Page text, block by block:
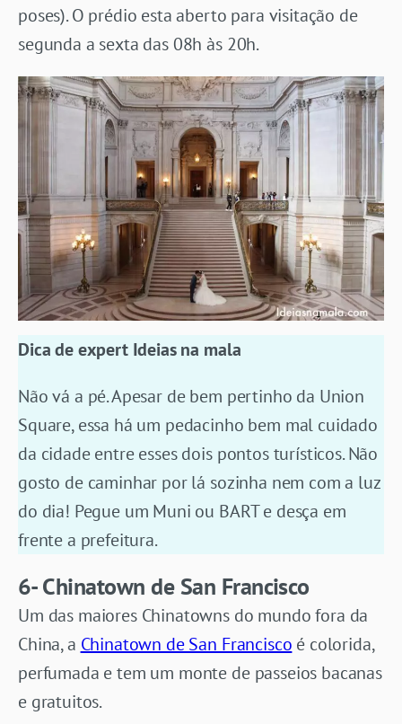
poses). O prédio esta aberto para visitação de
segunda a sexta das 08h às 20h.
Dica de expert Ideias na mala
Não vá a pé. Apesar de bem pertinho da Union
Square, essa há um pedacinho bem mal cuidado
da cidade entre esses dois pontos turísticos. Não
gosto de caminhar por lá sozinha nem com a luz
do dia! Pegue um Muni ou BART e desça em
frente a prefeitura.
6- Chinatown de San Francisco
Um das maiores Chinatowns do mundo fora da
China, a Chinatown de San Francisco é colorida,
perfumada e tem um monte de passeios bacanas
e gratuitos.